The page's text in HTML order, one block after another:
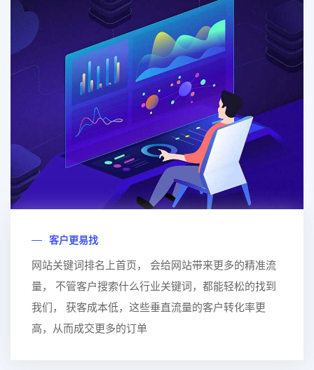
客户更易找
网站关键词排名上首页， 会给网站带来更多的精准流
量， 不管客户搜索什么行业关键词，都能轻松的找到
我们， 获客成本低，这些垂直流量的客户转化率更
高，从而成交更多的订单